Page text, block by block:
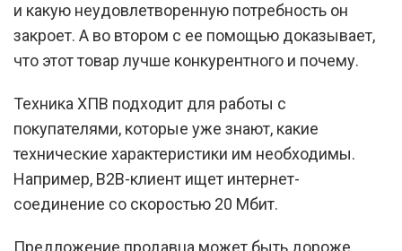
и какую неудовлетворенную потребность он
закроет. А во втором с ее помощью доказывает,
что этот товар лучше конкурентного и почему.
Техника ХПВ подходит для работы с
покупателями, которые уже знают, какие
технические характеристики им необходимы.
Например, B2B-клиент ищет интернет-
соединение со скоростью 20 Мбит.
Предложение продавца может быть дороже